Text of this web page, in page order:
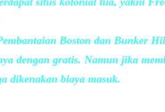
Boston dan Bunker
dengan gratis. Namun jika
dikenakan biaya masuk.